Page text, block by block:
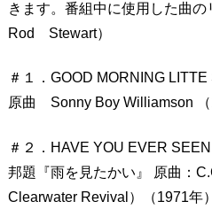
きます。番組中に使用した曲
Rod Stewart）
＃１．GOOD MORNING
原曲 Sonny Boy Williamson （
＃２．HAVE YOU EVER
邦題『雨を見たかい』 原曲：
Clearwater Revival）（1971年）